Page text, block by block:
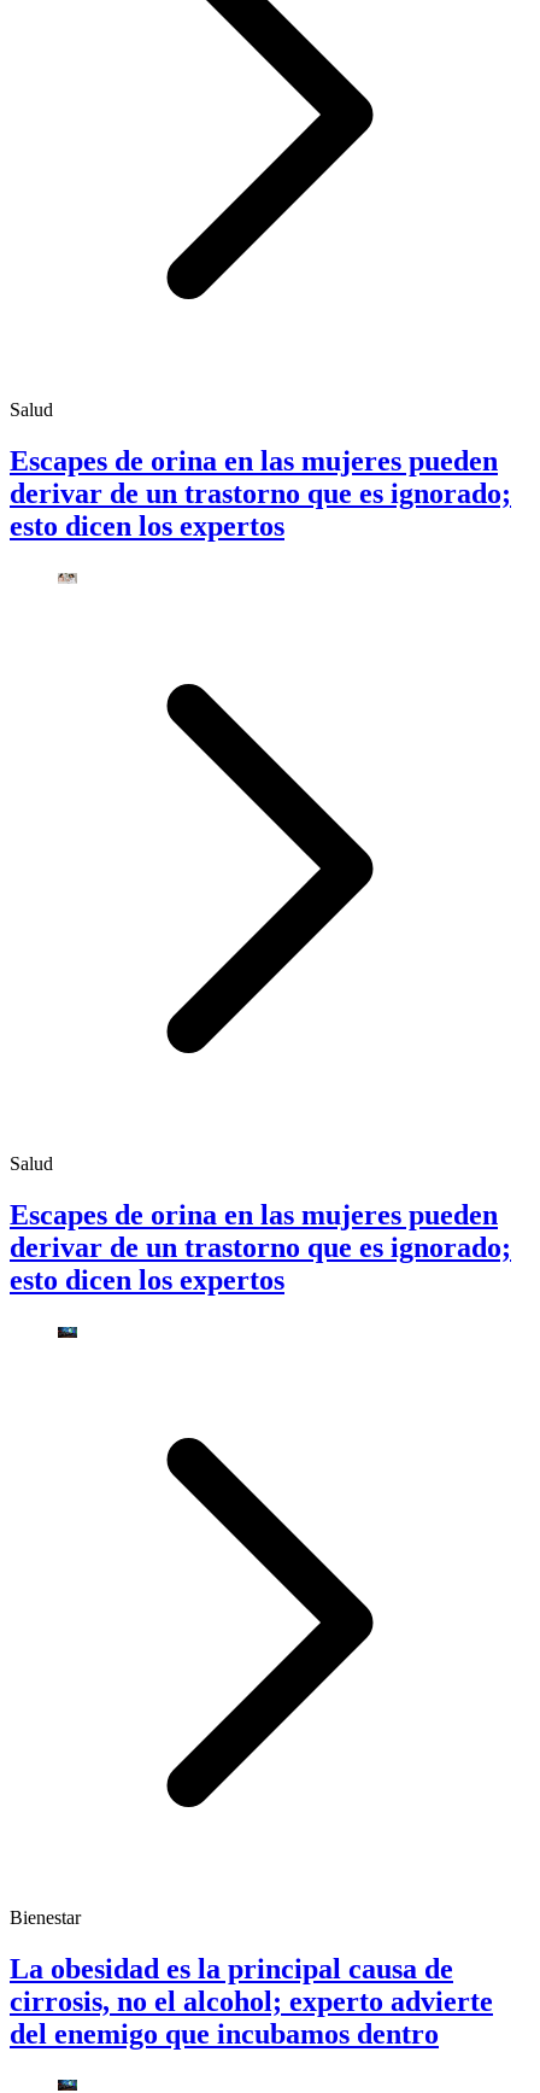
Salud
Escapes de orina en las mujeres pueden
derivar de un trastorno que es ignorado;
esto dicen los expertos
Salud
Escapes de orina en las mujeres pueden
derivar de un trastorno que es ignorado;
esto dicen los expertos
Bienestar
La obesidad es la principal causa de
cirrosis, no el alcohol; experto advierte
del enemigo que incubamos dentro